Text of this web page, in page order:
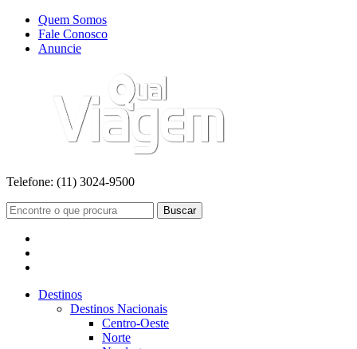
Quem Somos
Fale Conosco
Anuncie
Telefone: (11) 3024-9500
Buscar
Destinos
Destinos Nacionais
Centro-Oeste
Norte